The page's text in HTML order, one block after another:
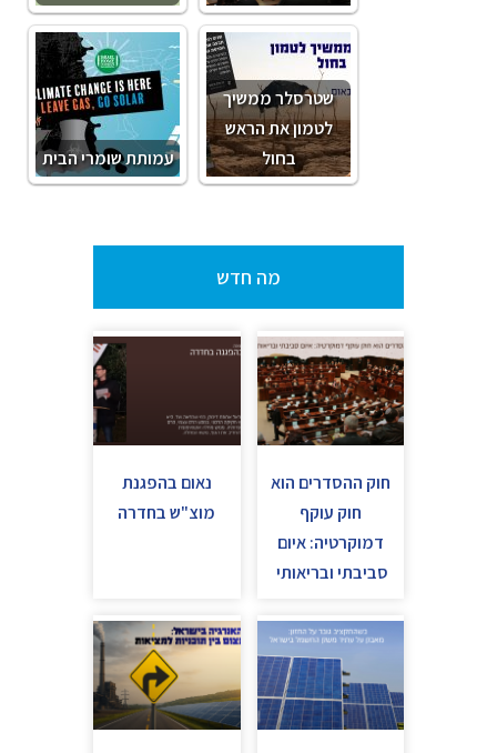
עמותת שומרי הבית
שטרסלר ממשיך
לטמון את הראש
בחול
מה חדש
חוק ההסדרים הוא
חוק עוקף
דמוקרטיה: איום
סביבתי ובריאותי
נאום בהפגנת
מוצ"ש בחדרה